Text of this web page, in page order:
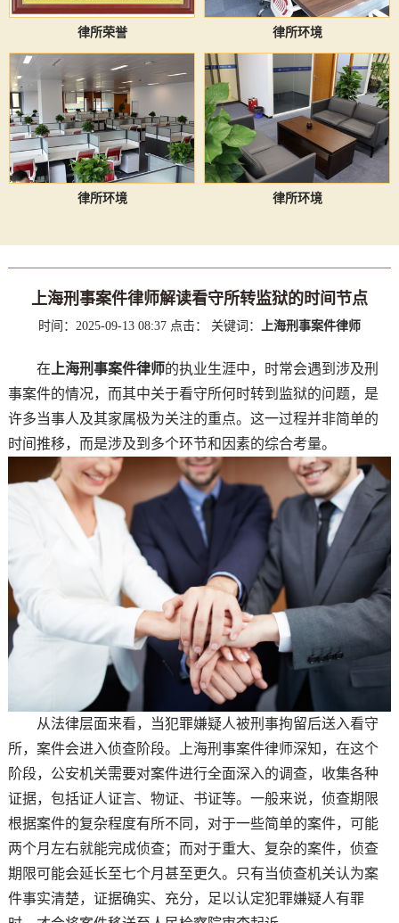
律所荣誉 律所环境
律所环境 律所环境
上海刑事案件律师解读看守所转监狱的时间节点
时间：2025-09-13 08:37 点击： 关键词： 上海刑事案件律师
在 上海刑事案件律师的执业生涯中，时常会遇到涉及刑
事案件的情况，而其中关于看守所何时转到监狱的问题，是
许多当事人及其家属极为关注的重点。这一过程并非简单的
时间推移，而是涉及到多个环节和因素的综合考量。
从法律层面来看，当犯罪嫌疑人被刑事拘留后送入看守
所，案件会进入侦查阶段。上海刑事案件律师深知，在这个
阶段，公安机关需要对案件进行全面深入的调查，收集各种
证据，包括证人证言、物证、书证等。一般来说，侦查期限
根据案件的复杂程度有所不同，对于一些简单的案件，可能
两个月左右就能完成侦查；而对于重大、复杂的案件，侦查
期限可能会延长至七个月甚至更久。只有当侦查机关认为案
件事实清楚，证据确实、充分，足以认定犯罪嫌疑人有罪